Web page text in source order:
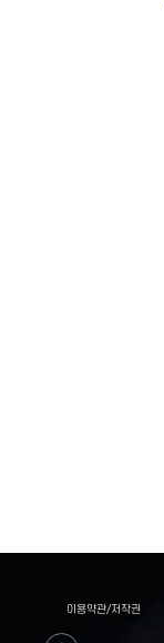
이용약관/저작권